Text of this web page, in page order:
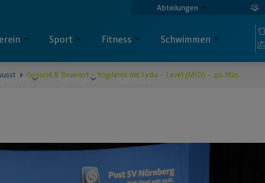
Abteilungen
Sport Fitness Schwimmen
Service Kontakt
Gesund & Bewusst – Yogilates mit Lydia – Level (MID) – 40 Min.